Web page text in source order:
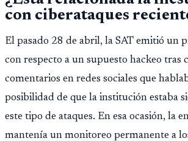
con ciberataques
El pasado 28 de abril, la SAT emitió un
con respecto a un supuesto hackeo tras
comentarios en redes sociales que
posibilidad de que la institución estaba
este tipo de ataques. En esa ocasión, la
mantenía un monitoreo permanente a